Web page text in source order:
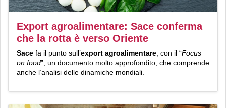
Export agroalimentare: Sace conferma
che la rotta è verso Oriente
Sace fa il punto sull’export agroalimentare , con il “Focus
on food”, un documento molto approfondito, che comprende
anche l’analisi delle dinamiche mondiali.